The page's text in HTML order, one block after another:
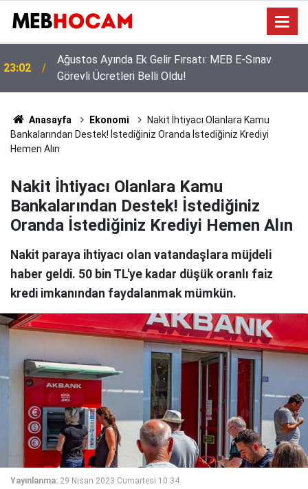
21:02
Türk Eğitim-Sen’den Liyakat ve Öğretmen
Yetiştirme Süreci Açıklaması
Anasayfa Ekonomi
Nakit İhtiyacı Olanlara Kamu
Bankalarından Destek! İstediğiniz Oranda İstediğiniz Krediyi
Hemen Alın
Nakit İhtiyacı Olanlara Kamu
Bankalarından Destek! İstediğiniz
Oranda İstediğiniz Krediyi Hemen Alın
Nakit paraya ihtiyacı olan vatandaşlara müjdeli
haber geldi. 50 bin TL'ye kadar düşük oranlı faiz
kredi imkanından faydalanmak mümkün.
Yayınlanma: 29 Nisan 2023 Cumartesi 10:34